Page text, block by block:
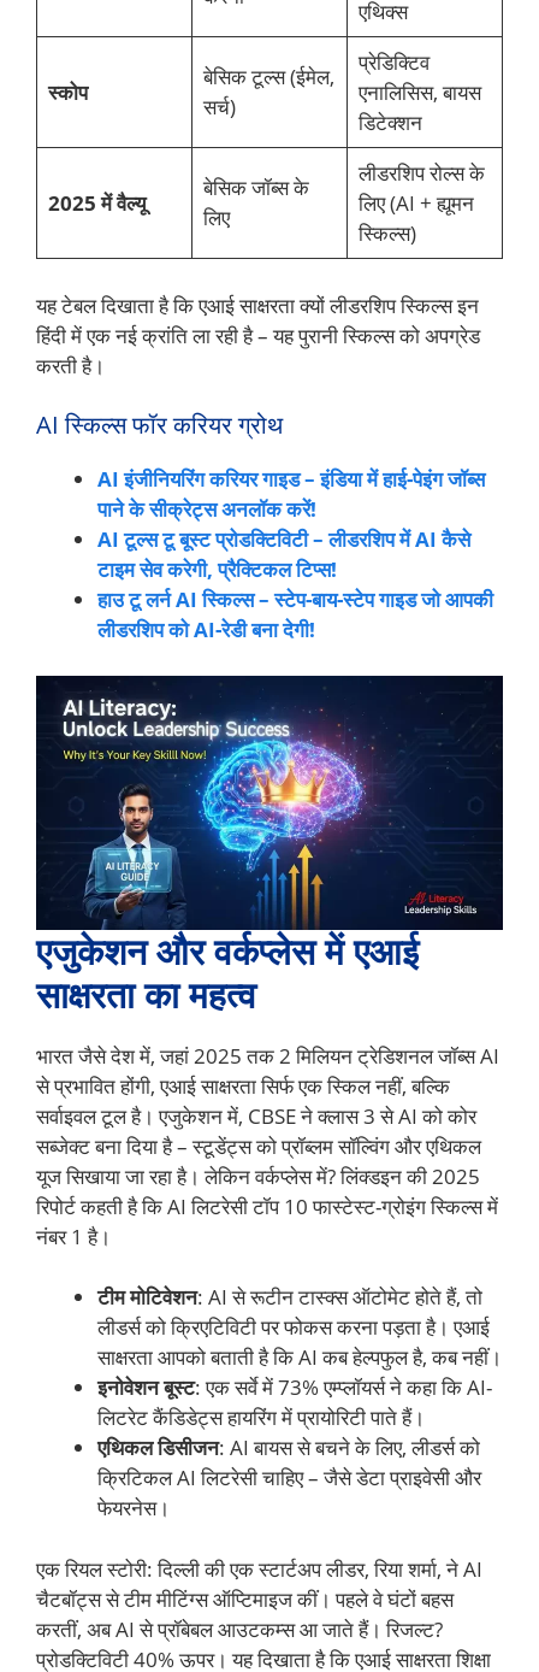
एथिक्स
स्कोप
बेसिक टूल्स (ईमेल,
सर्च)
प्रेडिक्टिव
एनालिसिस, बायस
डिटेक्शन
2025 में वैल्यू
बेसिक जॉब्स के
लिए
लीडरशिप रोल्स के
लिए (AI + ह्यूमन
स्किल्स)
यह टेबल दिखाता है कि एआई साक्षरता क्यों लीडरशिप स्किल्स इन
हिंदी में एक नई क्रांति ला रही है – यह पुरानी स्किल्स को अपग्रेड
करती है।
AI स्किल्स फॉर करियर ग्रोथ
AI इंजीनियरिंग करियर गाइड – इंडिया में हाई-पेइंग जॉब्स
पाने के सीक्रेट्स अनलॉक करें!
AI टूल्स टू बूस्ट प्रोडक्टिविटी – लीडरशिप में AI कैसे
टाइम सेव करेगी, प्रैक्टिकल टिप्स!
हाउ टू लर्न AI स्किल्स – स्टेप-बाय-स्टेप गाइड जो आपकी
लीडरशिप को AI-रेडी बना देगी!
एजुकेशन और वर्कप्लेस में एआई
साक्षरता का महत्व
भारत जैसे देश में, जहां 2025 तक 2 मिलियन ट्रेडिशनल जॉब्स AI
से प्रभावित होंगी, एआई साक्षरता सिर्फ एक स्किल नहीं, बल्कि
सर्वाइवल टूल है। एजुकेशन में, CBSE ने क्लास 3 से AI को कोर
सब्जेक्ट बना दिया है – स्टूडेंट्स को प्रॉब्लम सॉल्विंग और एथिकल
यूज सिखाया जा रहा है। लेकिन वर्कप्लेस में? लिंक्डइन की 2025
रिपोर्ट कहती है कि AI लिटरेसी टॉप 10 फास्टेस्ट-ग्रोइंग स्किल्स में
नंबर 1 है।
टीम मोटिवेशन: AI से रूटीन टास्क्स ऑटोमेट होते हैं, तो
लीडर्स को क्रिएटिविटी पर फोकस करना पड़ता है। एआई
साक्षरता आपको बताती है कि AI कब हेल्पफुल है, कब नहीं।
इनोवेशन बूस्ट: एक सर्वे में 73% एम्प्लॉयर्स ने कहा कि AI-
लिटरेट कैंडिडेट्स हायरिंग में प्रायोरिटी पाते हैं।
एथिकल डिसीजन: AI बायस से बचने के लिए, लीडर्स को
क्रिटिकल AI लिटरेसी चाहिए – जैसे डेटा प्राइवेसी और
फेयरनेस।
एक रियल स्टोरी: दिल्ली की एक स्टार्टअप लीडर, रिया शर्मा, ने AI
चैटबॉट्स से टीम मीटिंग्स ऑप्टिमाइज कीं। पहले वे घंटों बहस
करतीं, अब AI से प्रॉबेबल आउटकम्स आ जाते हैं। रिजल्ट?
प्रोडक्टिविटी 40% ऊपर। यह दिखाता है कि एआई साक्षरता शिक्षा